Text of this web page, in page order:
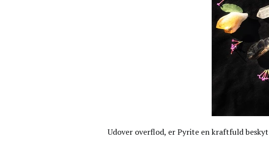
Udover overflod, er Pyrite en kraftfuld